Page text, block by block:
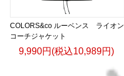
COLORS&co ルーベンス ライオン
コーチジャケット
9,990円(税込10,989円)